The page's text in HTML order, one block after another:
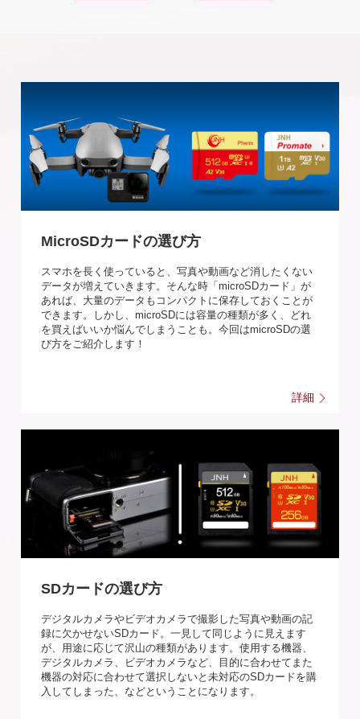
MicroSDカードの選び方
スマホを長く使っていると、写真や動画など消したくない
データが増えていきます。そんな時「microSDカード」が
あれば、大量のデータもコンパクトに保存しておくことが
できます。しかし、microSDには容量の種類が多く、どれ
を買えばいいか悩んでしまうことも。今回はmicroSDの選
び方をご紹介します！
詳細
SDカードの選び方
デジタルカメラやビデオカメラで撮影した写真や動画の記
録に欠かせないSDカード。一見して同じように見えます
が、用途に応じて沢山の種類があります。使用する機器、
デジタルカメラ、ビデオカメラなど、目的に合わせてまた
機器の対応に合わせて選択しないと未対応のSDカードを購
入してしまった、などということになります。